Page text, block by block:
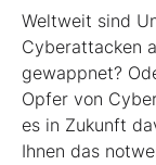
Weltweit sind
Cyberattacken
gewappnet?
Opfer von
es in Zukunft
Ihnen das